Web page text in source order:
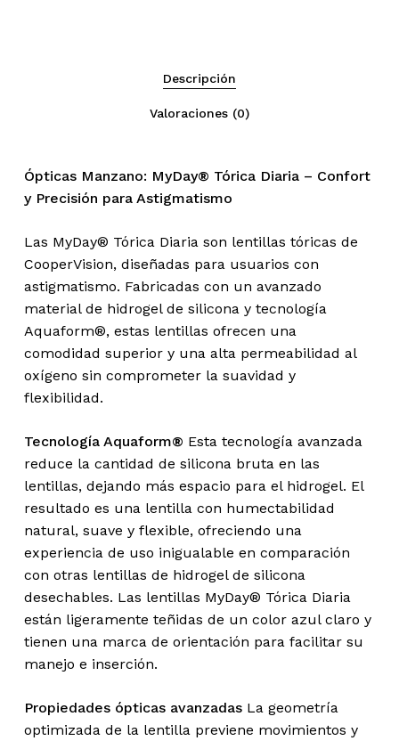
No hay productos en el
Descripción
Valoraciones (0)
Ópticas Manzano: MyDay® Tórica Diaria – Confort
y Precisión para Astigmatismo
Las MyDay® Tórica Diaria son lentillas tóricas de
CooperVision, diseñadas para usuarios con
astigmatismo. Fabricadas con un avanzado
material de hidrogel de silicona y tecnología
Aquaform®, estas lentillas ofrecen una
comodidad superior y una alta permeabilidad al
oxígeno sin comprometer la suavidad y
flexibilidad.
Tecnología Aquaform® Esta tecnología avanzada
reduce la cantidad de silicona bruta en las
lentillas, dejando más espacio para el hidrogel. El
resultado es una lentilla con humectabilidad
natural, suave y flexible, ofreciendo una
experiencia de uso inigualable en comparación
con otras lentillas de hidrogel de silicona
desechables. Las lentillas MyDay® Tórica Diaria
están ligeramente teñidas de un color azul claro y
tienen una marca de orientación para facilitar su
manejo e inserción.
Propiedades ópticas avanzadasLa geometría
optimizada de la lentilla previene movimientos y